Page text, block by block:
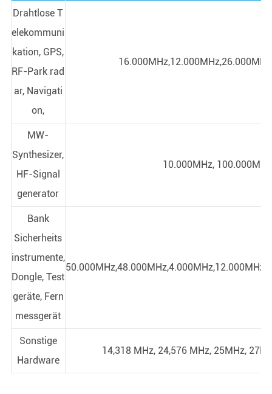
Drahtlose T
elekommuni
kation, GPS,
RF-Park rad
ar, Navigati
on,
MW-
Synthesizer,
HF-Signal
generator
10.000MHz, 100.000MHz
Bank
Sicherheits
instrumente,
Dongle, Test
geräte, Fern
messgerät
Sonstige
Hardware
14,318 MHz, 24,576 MHz, 25MHz,